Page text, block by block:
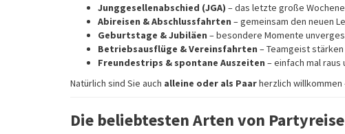
Junggesellenabschied (JGA) – das letzte große
Abireisen & Abschlussfahrten – gemeinsam den neuen
Geburtstage & Jubiläen – besondere Momente
Betriebsausflüge & Vereinsfahrten – Teamgeist
Freundestrips & spontane Auszeiten – einfach mal raus
Natürlich sind Sie auch alleine oder als Paarherzlich willkommen
Die beliebtesten Arten von